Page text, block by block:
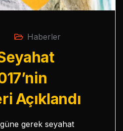
Haberler
Açıklandı
gerek seyahat